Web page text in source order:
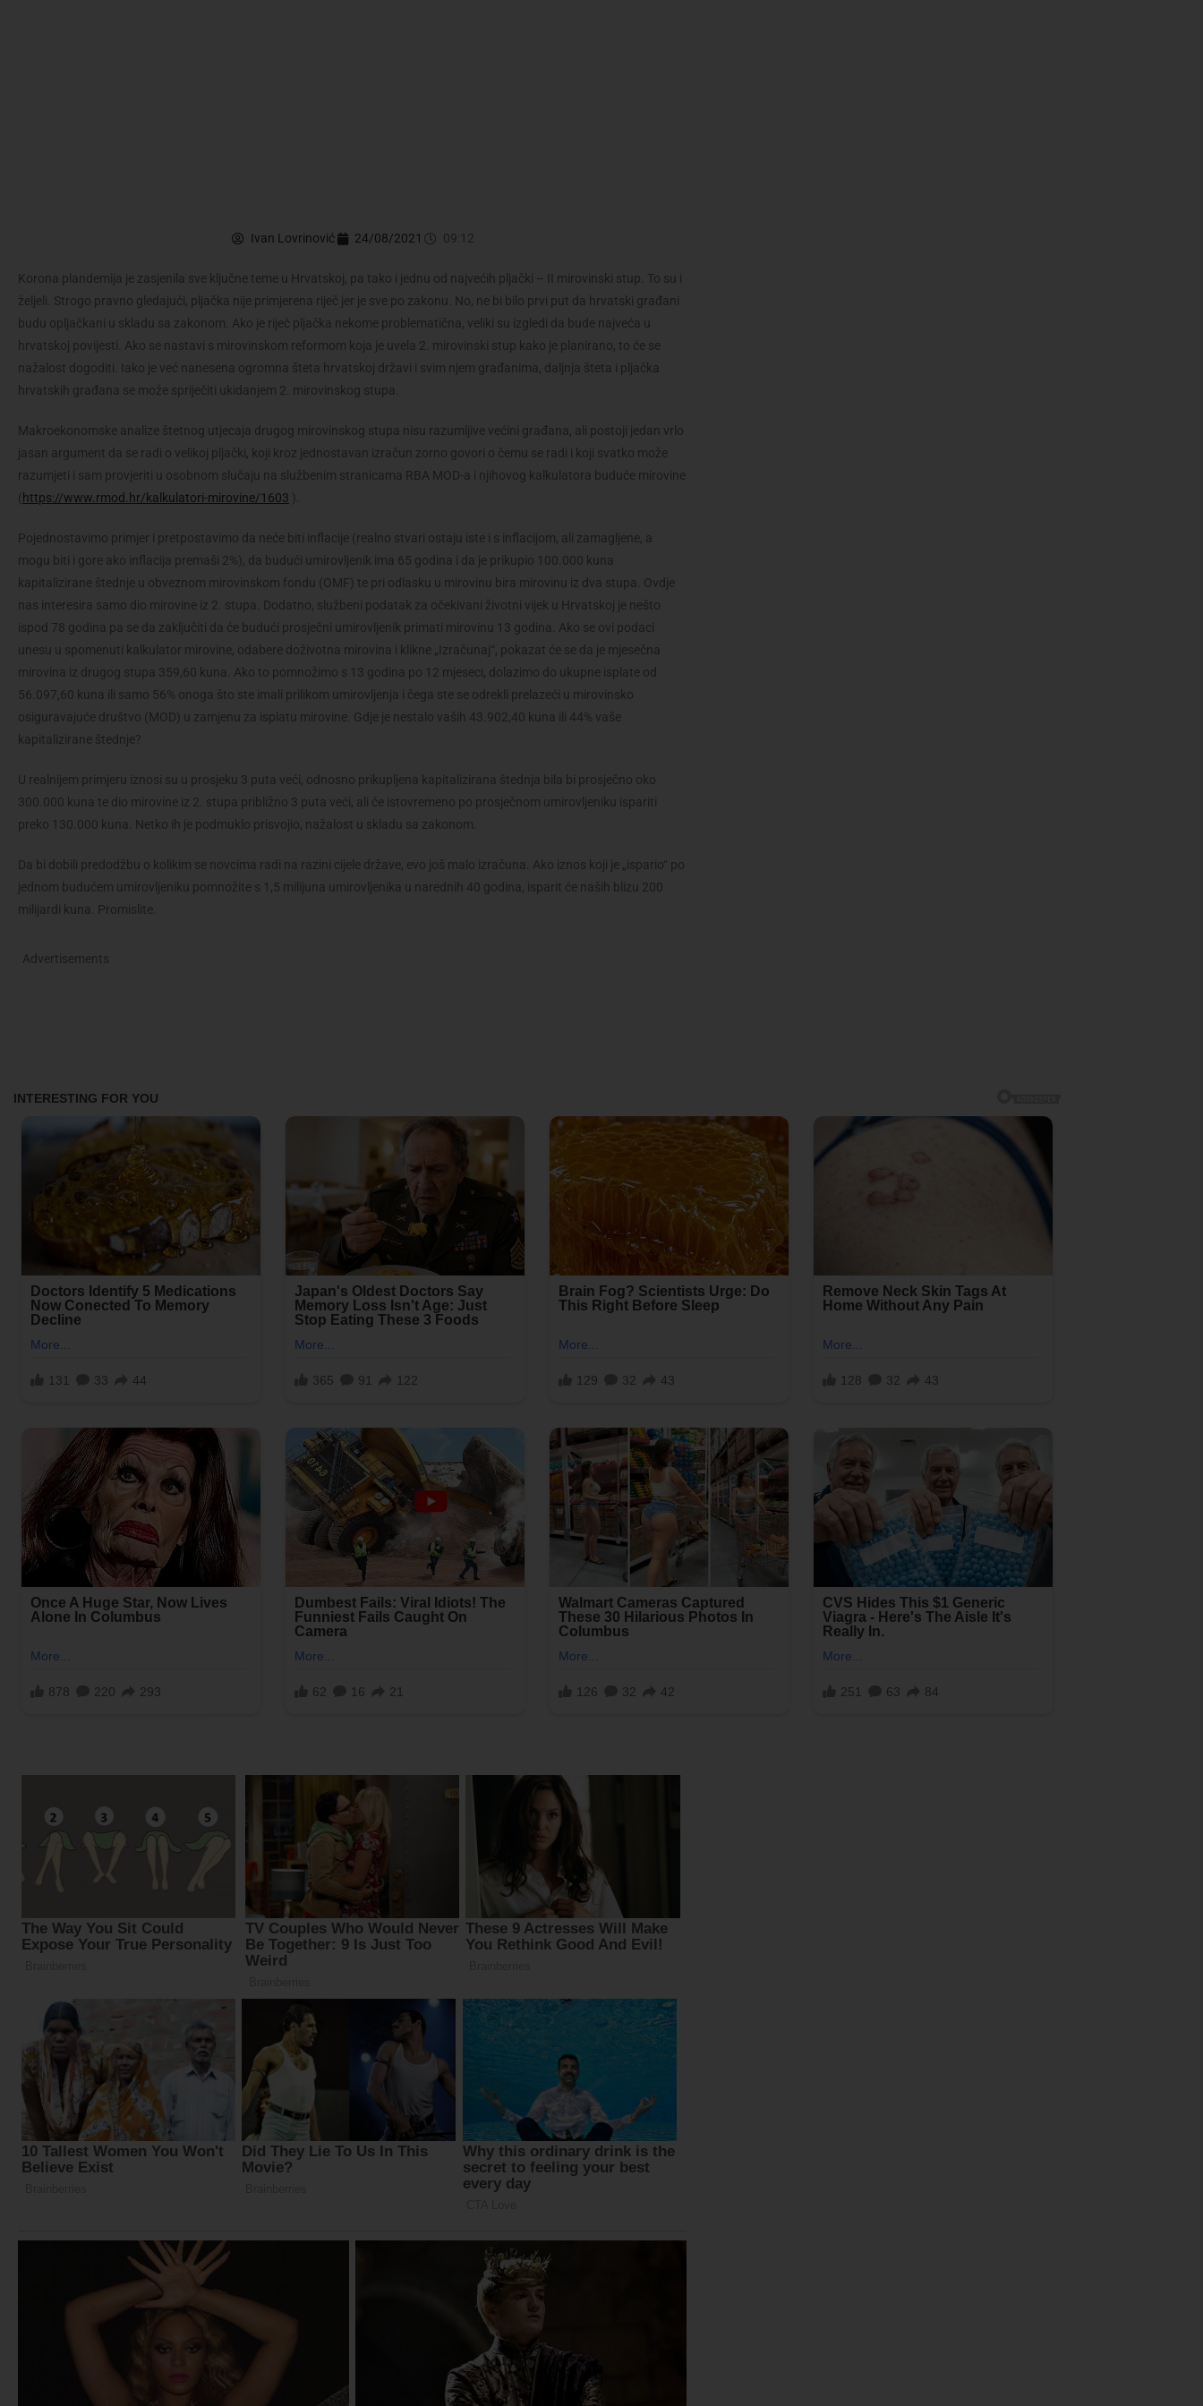
Ivan Lovrinović 24/08/2021 09:12
Korona plandemija je zasjenila sve ključne teme u Hrvatskoj, pa tako i jednu od najvećih pljački – II mirovinski stup. To su i
željeli. Strogo pravno gledajući, pljačka nije primjerena riječ jer je sve po zakonu. No, ne bi bilo prvi put da hrvatski građani
budu opljačkani u skladu sa zakonom. Ako je riječ pljačka nekome problematična, veliki su izgledi da bude najveća u
hrvatskoj povijesti. Ako se nastavi s mirovinskom reformom koja je uvela 2. mirovinski stup kako je planirano, to će se
nažalost dogoditi. Iako je već nanesena ogromna šteta hrvatskoj državi i svim njem građanima, daljnja šteta i pljačka
hrvatskih građana se može spriječiti ukidanjem 2. mirovinskog stupa.
Makroekonomske analize štetnog utjecaja drugog mirovinskog stupa nisu razumljive većini građana, ali postoji jedan vrlo
jasan argument da se radi o velikoj pljački, koji kroz jednostavan izračun zorno govori o čemu se radi i koji svatko može
razumjeti i sam provjeriti u osobnom slučaju na službenim stranicama RBA MOD-a i njihovog kalkulatora buduće mirovine
( https://www.rmod.hr/kalkulatori-mirovine/1603 ).
Pojednostavimo primjer i pretpostavimo da neće biti inflacije (realno stvari ostaju iste i s inflacijom, ali zamagljene, a
mogu biti i gore ako inflacija premaši 2%), da budući umirovljenik ima 65 godina i da je prikupio 100.000 kuna
kapitalizirane štednje u obveznom mirovinskom fondu (OMF) te pri odlasku u mirovinu bira mirovinu iz dva stupa. Ovdje
nas interesira samo dio mirovine iz 2. stupa. Dodatno, službeni podatak za očekivani životni vijek u Hrvatskoj je nešto
ispod 78 godina pa se da zaključiti da će budući prosječni umirovljenik primati mirovinu 13 godina. Ako se ovi podaci
unesu u spomenuti kalkulator mirovine, odabere doživotna mirovina i klikne „Izračunaj“, pokazat će se da je mjesečna
mirovina iz drugog stupa 359,60 kuna. Ako to pomnožimo s 13 godina po 12 mjeseci, dolazimo do ukupne isplate od
56.097,60 kuna ili samo 56% onoga što ste imali prilikom umirovljenja i čega ste se odrekli prelazeći u mirovinsko
osiguravajuće društvo (MOD) u zamjenu za isplatu mirovine. Gdje je nestalo vaših 43.902,40 kuna ili 44% vaše
kapitalizirane štednje?
U realnijem primjeru iznosi su u prosjeku 3 puta veći, odnosno prikupljena kapitalizirana štednja bila bi prosječno oko
300.000 kuna te dio mirovine iz 2. stupa približno 3 puta veći, ali će istovremeno po prosječnom umirovljeniku ispariti
preko 130.000 kuna. Netko ih je podmuklo prisvojio, nažalost u skladu sa zakonom.
Da bi dobili predodžbu o kolikim se novcima radi na razini cijele države, evo još malo izračuna. Ako iznos koji je „ispario“ po
jednom budućem umirovljeniku pomnožite s 1,5 milijuna umirovljenika u narednih 40 godina, isparit će naših blizu 200
milijardi kuna. Promislite.
Advertisements